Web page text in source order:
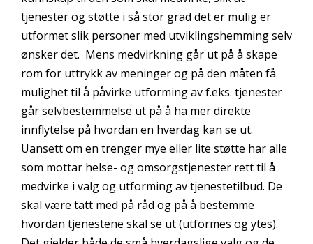
tjenester og støtte i så stor grad det er mulig er
utformet slik personer med utviklingshemming selv
ønsker det. Mens medvirkning går ut på å skape
rom for uttrykk av meninger og på den måten få
mulighet til å påvirke utforming av f.eks. tjenester
går selvbestemmelse ut på å ha mer direkte
innflytelse på hvordan en hverdag kan se ut.
Uansett om en trenger mye eller lite støtte har alle
som mottar helse- og omsorgstjenester rett til å
medvirke i valg og utforming av tjenestetilbud. De
skal være tatt med på råd og på å bestemme
hvordan tjenestene skal se ut (utformes og ytes).